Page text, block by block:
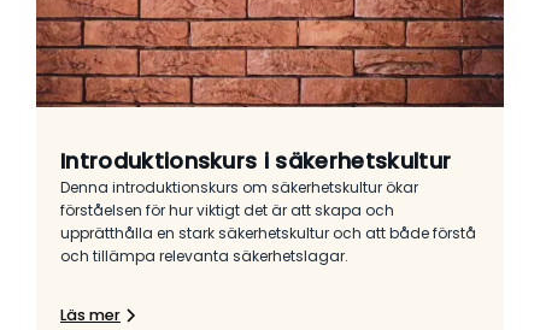
Introduktionskurs i säkerhetskultur
Denna introduktionskurs om säkerhetskultur ökar
förståelsen för hur viktigt det är att skapa och
upprätthålla en stark säkerhetskultur och att både förstå
och tillämpa relevanta säkerhetslagar.
Läs mer